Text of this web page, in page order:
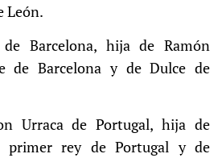
León.
de Barcelona, hija de Ramón
de Barcelona y de Dulce de
Urraca de Portugal, hija de
primer rey de Portugal y de